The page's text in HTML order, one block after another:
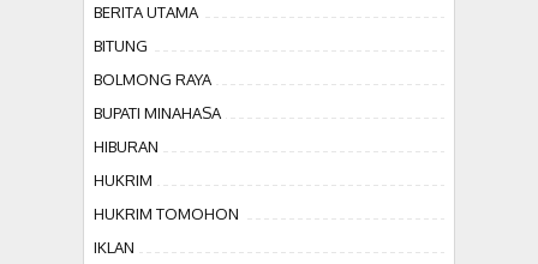
BERITA UTAMA
BITUNG
BOLMONG RAYA
BUPATI MINAHASA
HIBURAN
HUKRIM
HUKRIM TOMOHON
IKLAN